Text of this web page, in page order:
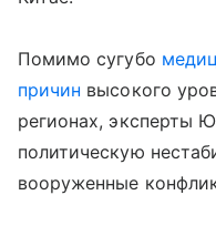
Помимо сугубо
причин высокого
регионах, эксперты
политическую
вооруженные